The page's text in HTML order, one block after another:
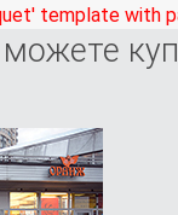
template with